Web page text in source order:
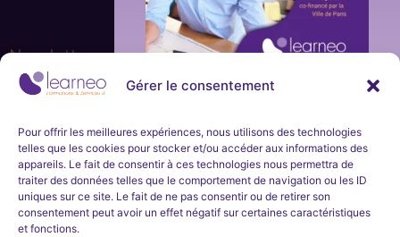
Gérer le consentement
Pour offrir les meilleures expériences, nous utilisons des technologies
telles que les cookies pour stocker et/ou accéder aux informations des
appareils. Le fait de consentir à ces technologies nous permettra de
traiter des données telles que le comportement de navigation ou les ID
uniques sur ce site. Le fait de ne pas consentir ou de retirer son
consentement peut avoir un effet négatif sur certaines caractéristiques
et fonctions.
Newsletter
Ne manquez aucune actualité de la part de Learneo
vous à notre newsletter mensuelle.
S'inscrire
Nous développons l’expertise professionnelle et soutenons
immédiate
et en
continu